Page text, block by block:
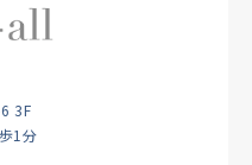
3F
1分